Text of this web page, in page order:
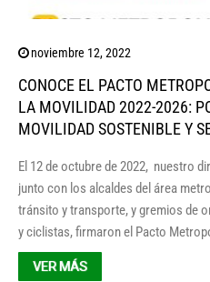
noviembre 12, 2022
CONOCE EL PACTO
LA MOVILIDAD 2022-2026:
MOVILIDAD SOSTENIBLE Y
El 12 de octubre de 2022, nuestro
junto con los alcaldes del área
tránsito y transporte, y gremios de
y ciclistas, firmaron el Pacto
VER MÁS